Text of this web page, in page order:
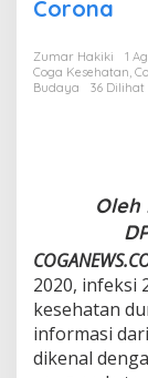
Corona
Zumar Hakiki
1
Coga Kesehatan
Budaya
36 Dilihat
Oleh
D
2020, infeksi
kesehatan
informasi
dikenal